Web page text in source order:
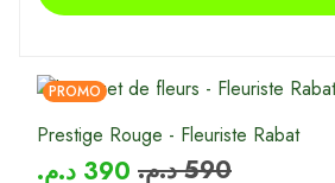
PROMO
Prestige Rouge - Fleuriste Rabat
590 د.م. 390 د.م.